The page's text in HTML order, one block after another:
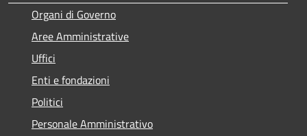
Organi di Governo
Aree Amministrative
Uffici
Enti e fondazioni
Politici
Personale Amministrativo